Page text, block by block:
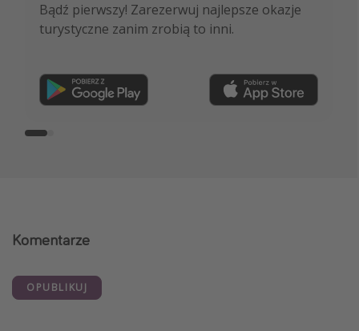
Bądź pierwszy! Zarezerwuj najlepsze okazje
turystyczne zanim zrobią to inni.
NAJLEPSZE oferty podróżnicze, porady
ekspertów i wiele więcej!
Komentarze
OPUBLIKUJ